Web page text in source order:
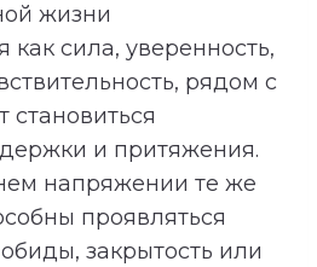
жизни
сила, уверенность,
рядом с
становиться
и притяжения.
напряжении те же
проявляться
закрытость или